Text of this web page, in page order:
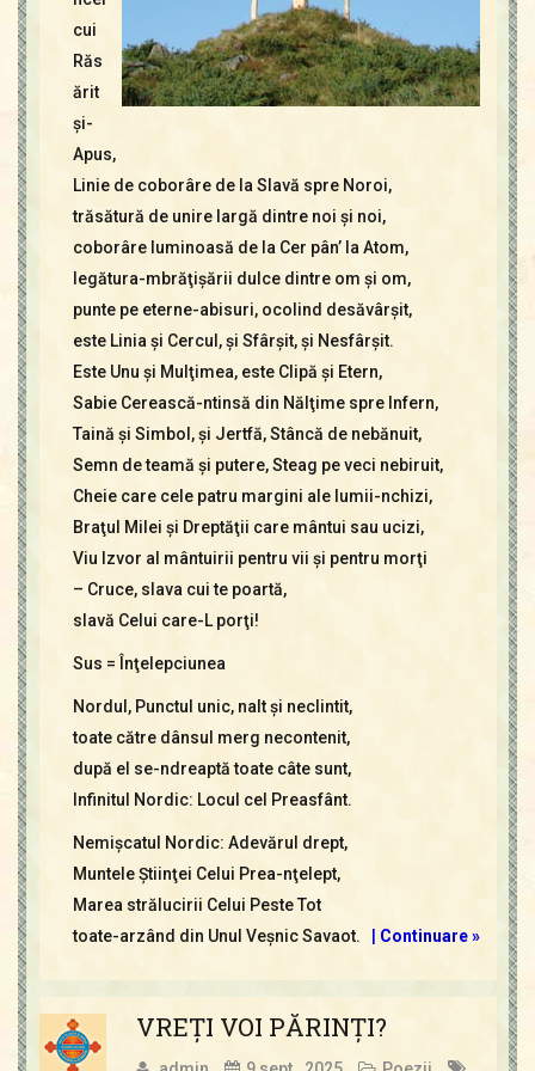
cui
Răs
ărit
şi-
Apus,
Linie de coborâre de la Slavă spre Noroi,
trăsătură de unire largă dintre noi şi noi,
coborâre luminoasă de la Cer pân’ la Atom,
legătura-mbrăţişării dulce dintre om şi om,
punte pe eterne-abisuri, ocolind desăvârşit,
este Linia şi Cercul, şi Sfârşit, şi Nesfârşit.
Este Unu şi Mulţimea, este Clipă şi Etern,
Sabie Cerească-ntinsă din Nălţime spre Infern,
Taină şi Simbol, şi Jertfă, Stâncă de nebănuit,
Semn de teamă şi putere, Steag pe veci nebiruit,
Cheie care cele patru margini ale lumii-nchizi,
Braţul Milei şi Dreptăţii care mântui sau ucizi,
Viu Izvor al mântuirii pentru vii şi pentru morţi
– Cruce, slava cui te poartă,
slavă Celui care-L porţi!
Sus = Înţelepciunea
Nordul, Punctul unic, nalt şi neclintit,
toate către dânsul merg necontenit,
după el se-ndreaptă toate câte sunt,
Infinitul Nordic: Locul cel Preasfânt.
Nemişcatul Nordic: Adevărul drept,
Muntele Ştiinţei Celui Prea-nţelept,
Marea strălucirii Celui Peste Tot
toate-arzând din Unul Veşnic Savaot.
| Continuare »
VREŢI VOI PĂRINŢI?